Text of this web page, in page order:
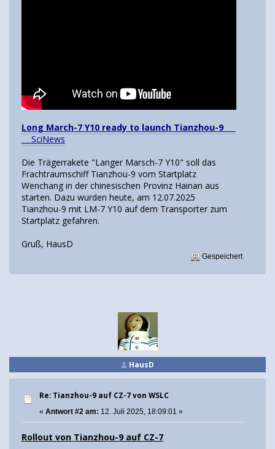
Long March-7 Y10 ready to launch Tianzhou-9
SciNews
Die Trägerrakete "Langer Marsch-7 Y10" soll das
Frachtraumschiff Tianzhou-9 vom Startplatz
Wenchang in der chinesischen Provinz Hainan aus
starten. Dazu wurden heute, am 12.07.2025
Tianzhou-9 mit LM-7 Y10 auf dem Transporter zum
Startplatz gefahren.
Gruß, HausD
Gespeichert
HausD
Re: Tianzhou-9 auf CZ-7 von WSLC
« Antwort #2 am: 12. Juli 2025, 18:09:01 »
Rollout von Tianzhou-9 auf CZ-7